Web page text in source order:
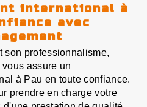
international à
avec
son professionnalisme,
assure un
à Pau en toute confiance.
prendre en charge votre